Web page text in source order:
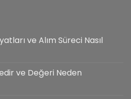
ve Alım Süreci Nasıl
ve Değeri Neden